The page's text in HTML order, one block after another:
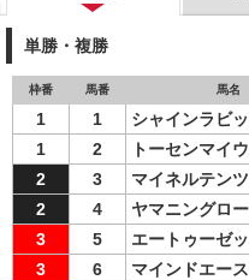
単勝・複勝
枠番 馬番 馬名
1 1 シャインラビ
1
2 トーセンマイ
2
3 マイネルテン
2
4 ヤマニングロ
3
5 エートゥーゼ
3
6 マインドエース